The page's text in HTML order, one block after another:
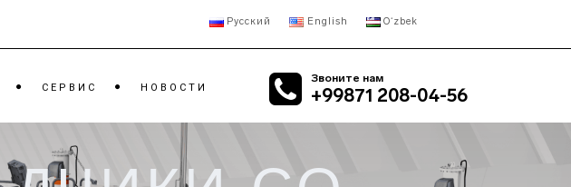
Русский English Oʻzbek
МОБИЛЬНЫЕ RETROFIT
CЕРВИС НОВОСТИ
Звоните нам
+99871 208-04-56